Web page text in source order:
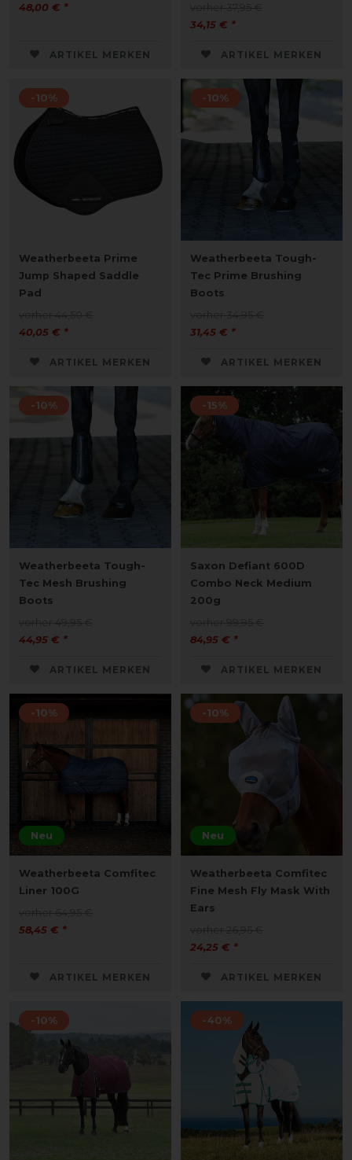
48,00 € *
ARTIKEL MERKEN
34,15 € *
ARTIKEL MERKEN
-10%
Weatherbeeta Prime
Jump Shaped Saddle
Pad
40,05 € *
ARTIKEL MERKEN
-10%
Weatherbeeta Tough-
Tec Prime Brushing
Boots
31,45 € *
ARTIKEL MERKEN
-10%
Weatherbeeta Tough-
Tec Mesh Brushing
Boots
44,95 € *
ARTIKEL MERKEN
-15%
Saxon Defiant 600D
Combo Neck Medium
200g
84,95 € *
ARTIKEL MERKEN
Neu
-10%
Weatherbeeta Comfitec
Liner 100G
58,45 € *
ARTIKEL MERKEN
Neu
-10%
Weatherbeeta Comfitec
Fine Mesh Fly Mask With
Ears
24,25 € *
ARTIKEL MERKEN
-10% -40%